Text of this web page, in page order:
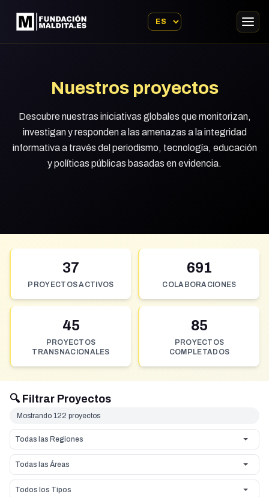
Nuestros proyectos
Descubre nuestras iniciativas globales que monitorizan,
investigan y responden a las amenazas a la integridad
informativa a través del periodismo, tecnología, educación
y políticas públicas basadas en evidencia.
37
PROYECTOS ACTIVOS
691
COLABORACIONES
45
PROYECTOS
TRANSNACIONALES
85
PROYECTOS
COMPLETADOS
🔍 Filtrar Proyectos
Mostrando 122 proyectos